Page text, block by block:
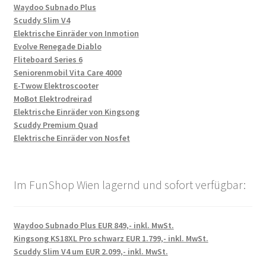
Waydoo Subnado Plus
Scuddy Slim V4
Elektrische Einräder von Inmotion
Evolve Renegade Diablo
Fliteboard Series 6
Seniorenmobil Vita Care 4000
E-Twow Elektroscooter
MoBot Elektrodreirad
Elektrische Einräder von Kingsong
Scuddy Premium Quad
Elektrische Einräder von Nosfet
Im FunShop Wien lagernd und sofort verfügbar:
Waydoo Subnado Plus EUR 849,- inkl. MwSt.
Kingsong KS18XL Pro schwarz EUR 1.799,- inkl. MwSt.
Scuddy Slim V4 um EUR 2.099,- inkl. MwSt.